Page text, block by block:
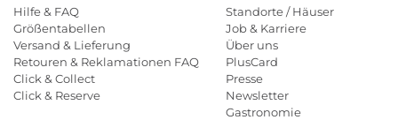
Hilfe & FAQ
Größentabellen
Versand & Lieferung
Retouren & Reklamationen FAQ
Click & Collect
Click & Reserve
Standorte / Häuser
Job & Karriere
Über uns
PlusCard
Presse
Newsletter
Gastronomie